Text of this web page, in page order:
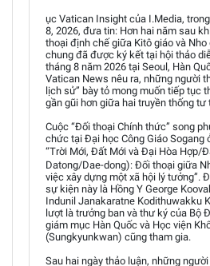
ục Vatican Insight của I.Media,
8, 2026, đưa tin: Hơn hai năm sau
thoại định chế giữa Kitô giáo và Nho
chung đã được ký kết tại hội thảo
tháng 8 năm 2026 tại Seoul, Hàn
Vatican News nêu ra, những người
lịch sử” bày tỏ mong muốn tiếp tục
gần gũi hơn giữa hai truyền thống tư
Cuộc “Đối thoại Chính thức” song
chức tại Đại học Công Giáo Sogang
“Trời Mới, Đất Mới và Đại Hòa Hợp/
Datong/Dae-dong): Đối thoại giữa
việc xây dựng một xã hội lý tưởng”.
sự kiện này là Hồng Y George
Indunil Janakaratne Kodithuwakku
lượt là trưởng ban và thư ký của Bộ
giám mục Hàn Quốc và Học viện
(Sungkyunkwan) cũng tham gia.
Sau hai ngày thảo luận, những